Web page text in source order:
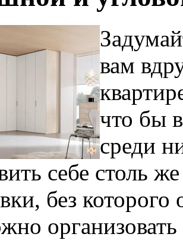
вам
что бы
среди
себе столь
без которого